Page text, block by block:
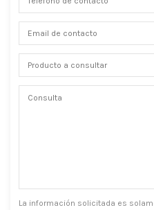
La información solicitada es